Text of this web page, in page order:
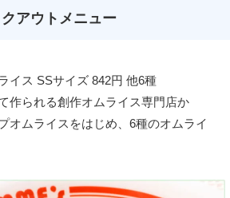
アウトメニュー
イス SSサイズ 842円 他6種
作られる創作オムライス専門店か
オムライスをはじめ、6種のオムライ